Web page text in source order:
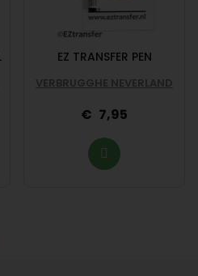
EZ TRANSFER PEN
VERBRUGGHE NEVERLAND
7,95